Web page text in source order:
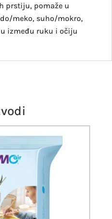
prstiju, pomaže u
meko, suho/mokro,
između ruku i očiju